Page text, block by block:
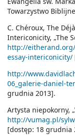
Towarzystwo
C. Chéroux, The
Intericonicity, „The
http://
essay-intericonicity/
http://
06_galerie-daniel-
grudnia 2013].
Artysta niepokorny,
http://vumag.pl/
[dostęp: 18 grudnia